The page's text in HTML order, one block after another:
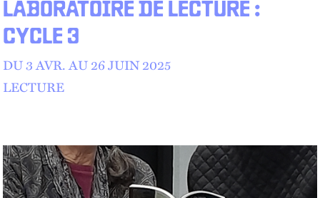
LABORATOIRE DE LECTURE :
CYCLE 3
DU 3AVR.AU26 JUIN 2025
LECTURE